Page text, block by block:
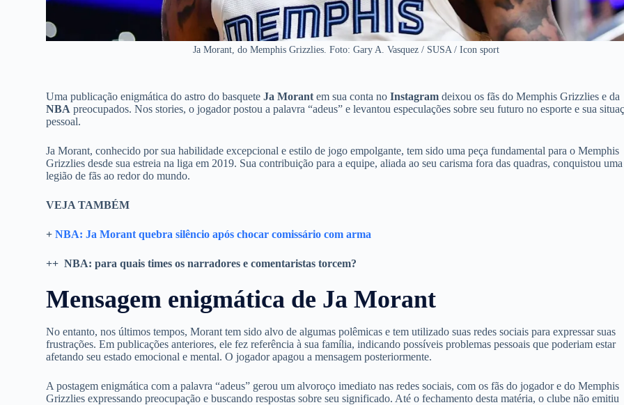
Ja Morant, do Memphis Grizzlies. Foto: Gary A. Vasquez / SUSA / Icon sport
Uma publicação enigmática do astro do basqueteJa Morant em sua conta noInstagram deixou os fãs do Memphis Grizzlies e da
NBA preocupados. Nos stories, o jogador postou a palavra “adeus” e levantou especulações sobre seu futuro no esporte e sua
pessoal.
Ja Morant, conhecido por sua habilidade excepcional e estilo de jogo empolgante, tem sido uma peça fundamental para o Memphis
Grizzlies desde sua estreia na liga em 2019. Sua contribuição para a equipe, aliada ao seu carisma fora das quadras, conquistou uma
legião de fãs ao redor do mundo.
VEJA TAMBÉM
+NBA: Ja Morant quebra silêncio após chocar comissário com arma
++ NBA: para quais times os narradores e comentaristas torcem?
Mensagem enigmática de Ja Morant
No entanto, nos últimos tempos, Morant tem sido alvo de algumas polêmicas e tem utilizado suas redes sociais para expressar suas
frustrações. Em publicações anteriores, ele fez referência à sua família, indicando possíveis problemas pessoais que poderiam estar
afetando seu estado emocional e mental. O jogador apagou a mensagem posteriormente.
A postagem enigmática com a palavra “adeus” gerou um alvoroço imediato nas redes sociais, com os fãs do jogador e do Memphis
Grizzlies expressando preocupação e buscando respostas sobre seu significado. Até o fechamento desta matéria, o clube não emitiu